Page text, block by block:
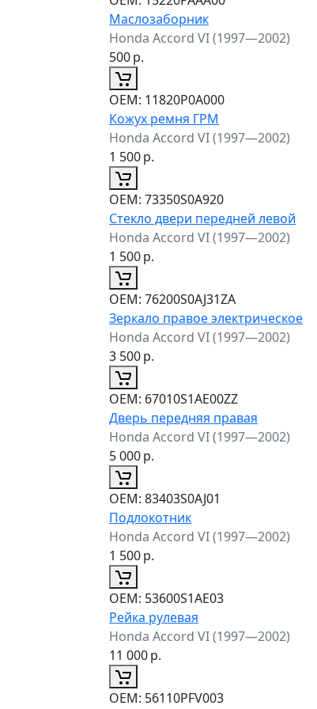
Маслозаборник
Honda Accord VI (1997—2002)
500р.
ОЕМ: 11820P0A000
Кожух ремня ГРМ
Honda Accord VI (1997—2002)
1 500р.
ОЕМ: 73350S0A920
Стекло двери передней левой
Honda Accord VI (1997—2002)
1 500р.
ОЕМ: 76200S0AJ31ZA
Зеркало правое электрическое
Honda Accord VI (1997—2002)
3 500р.
ОЕМ: 67010S1AE00ZZ
Дверь передняя правая
Honda Accord VI (1997—2002)
5 000р.
ОЕМ: 83403S0AJ01
Подлокотник
Honda Accord VI (1997—2002)
1 500р.
ОЕМ: 53600S1AE03
Рейка рулевая
Honda Accord VI (1997—2002)
11 000р.
ОЕМ: 56110PFV003